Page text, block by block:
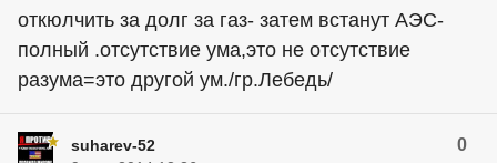
откюлчить за долг за газ- затем встанут АЭС-
полный .отсутствие ума,это не отсутствие
разума=это другой ум./гр.Лебедь/
suharev-52 0